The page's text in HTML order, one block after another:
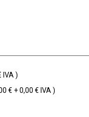
IVA )
€ + 0,00 € IVA )